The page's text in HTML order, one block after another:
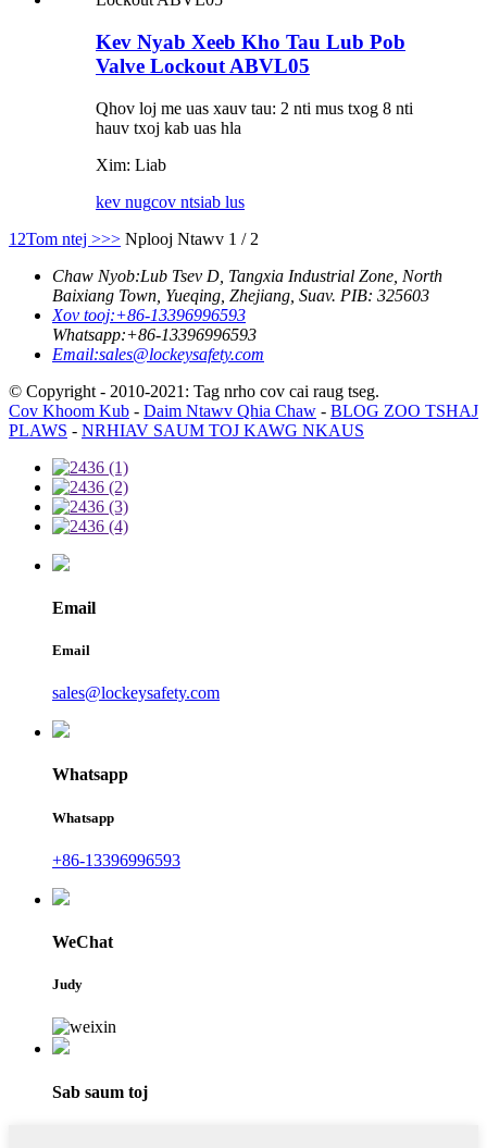
Kev Nyab Xeeb Kho Tau Lub Pob
Valve Lockout ABVL05
Qhov loj me uas xauv tau: 2 nti mus txog 8 nti
hauv txoj kab uas hla
Xim: Liab
kev nugcov ntsiab lus
1 2Tom ntej >>> Nplooj Ntawv 1 / 2
Chaw Nyob:Lub Tsev D, Tangxia Industrial Zone, North
Baixiang Town, Yueqing, Zhejiang, Suav. PIB: 325603
Xov tooj:+86-13396996593
Whatsapp:+86-13396996593
Email:sales@lockeysafety.com
© Copyright - 2010-2021: Tag nrho cov cai raug tseg.
Cov Khoom Kub - Daim Ntawv Qhia Chaw - BLOG ZOO TSHAJ
PLAWS - NRHIAV SAUM TOJ KAWG NKAUS
Email
Email
sales@lockeysafety.com
Whatsapp
Whatsapp
+86-13396996593
WeChat
Judy
Sab saum toj